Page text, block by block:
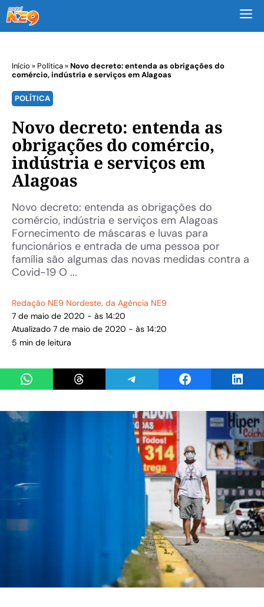
Início » Política»Novo decreto: entenda as obrigações do
comércio, indústria e serviços em Alagoas
POLÍTICA
Novo decreto: entenda as
obrigações do comércio,
indústria e serviços em
Alagoas
Novo decreto: entenda as obrigações do
comércio, indústria e serviços em Alagoas
Fornecimento de máscaras e luvas para
funcionários e entrada de uma pessoa por
família são algumas das novas medidas contra a
Covid-19 O ...
Redação NE9 Nordeste, da Agência NE9
7 de maio de 2020 - às 14:20
Atualizado 7 de maio de 2020 - às 14:20
5 min de leitura
Share on WhatsAppShare on ThreadsShare on TelegramShare on Facebook